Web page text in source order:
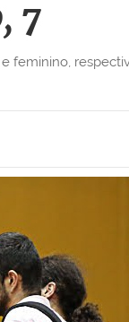
7
e feminino,